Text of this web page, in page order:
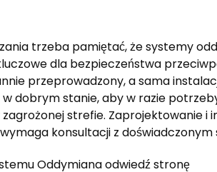
trzeba pamiętać, że systemy
dla bezpieczeństwa
przeprowadzony, a sama
dobrym stanie, aby w razie
strefie. Zaprojektowanie i
konsultacji z doświadczonym
Oddymiana odwiedź stronę